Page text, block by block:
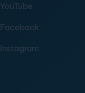
YouTube
Facebook
Instagram